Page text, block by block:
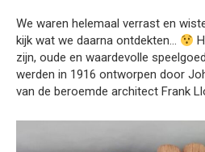
We waren helemaal verrast en
kijk wat we daarna ontdekten…
zijn, oude en waardevolle
werden in 1916 ontworpen door
van de beroemde architect Frank